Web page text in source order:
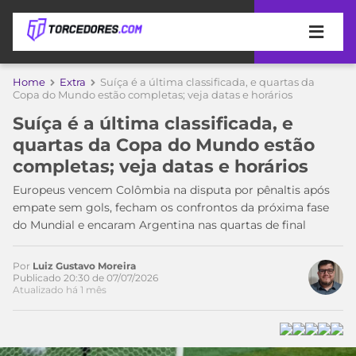
APOSTAS
DE
APOSTA
MELHORES
SITES
DE
APOSTAS
2026
COPA
DO
MUNDO
TIMES
MEU
TIME
CAMPEONATOS
Home Extra
Suíça é a última classificada, e quartas da
Copa do Mundo estão completas; veja datas e horários
Suíça é a última classificada, e
quartas da Copa do Mundo estão
completas; veja datas e horários
Europeus vencem Colômbia na disputa por pênaltis após
empate sem gols, fecham os confrontos da próxima fase
do Mundial e encaram Argentina nas quartas de final
Por Luiz Gustavo Moreira
Publicado 20:30 de 07/07/2026
Atualizado há 1 mês